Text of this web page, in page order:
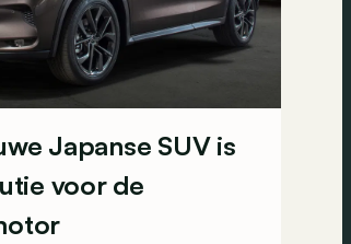
Japanse SUV is
voor de